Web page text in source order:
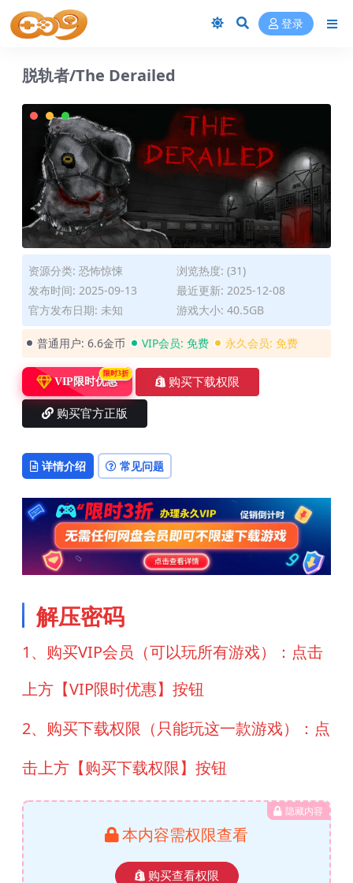
登录
脱轨者/The Derailed
资源分类: 恐怖惊悚
浏览热度: (31)
发布时间: 2025-09-13
最近更新: 2025-12-08
官方发布日期: 未知
游戏大小: 40.5GB
普通用户: 6.6金币 VIP会员: 免费 永久会员: 免费
VIP限时优惠
限时3折
购买下载权限
购买官方正版
详情介绍 常见问题
解压密码
1、购买VIP会员（可以玩所有游戏）：点击
上方【VIP限时优惠】按钮
2、购买下载权限（只能玩这一款游戏）：点
击上方【购买下载权限】按钮
隐藏内容
本内容需权限查看
购买查看权限